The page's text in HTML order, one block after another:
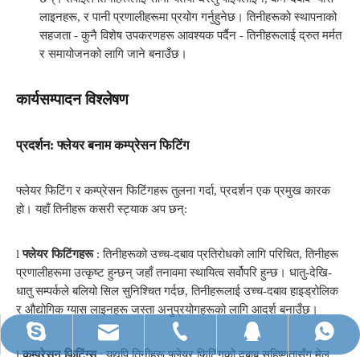
लाइनहरू, र पानी प्रणालीहरूमा प्रयोग गर्नुहुनेछ। तिनीहरूको स्थापनाको
सहजता - कुनै विशेष उपकरणहरू आवश्यक पर्दैन - तिनीहरूलाई द्रुत मर्मत
र समायोजनको लागि जाने बनाउँछ।
कार्यसम्पादन विश्लेषण
प्रदर्शन: फ्लेयर बनाम कम्प्रेसन फिटिंग
फ्लेयर फिटिंग र कम्प्रेसन फिटिंगहरू तुलना गर्दा, प्रदर्शन एक प्रमुख कारक
हो। यहाँ तिनीहरू कसरी स्ट्याक अप छन्:
lफ्लेयर फिटिंगहरू : तिनीहरूको उच्च-दबाव प्रतिरोधको लागि परिचित, तिनीहरू
प्रणालीहरूमा उत्कृष्ट हुन्छन् जहाँ तनावमा स्थायित्व सर्वोपरि हुन्छ। धातु-देखि-
धातु सम्पर्कले बलियो सिल सुनिश्चित गर्दछ, तिनीहरूलाई उच्च-दबाव हाइड्रोलिक
र औद्योगिक ग्यास लाइनहरू जस्ता अनुप्रयोगहरूको लागि आदर्श बनाउँछ।
स्काइप
ruihua@rhhardware.com
टेलिफोन
QQ
व्हाट्सएप